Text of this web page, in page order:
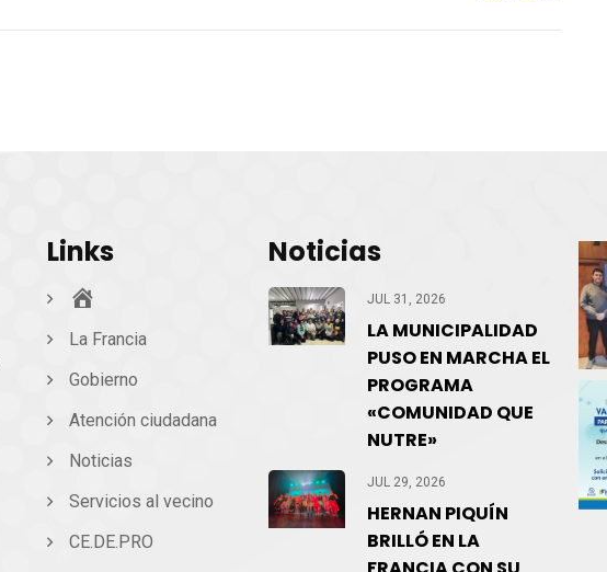
Links
La Francia
Gobierno
Atención ciudadana
Noticias
Servicios al vecino
CE.DE.PRO
Noticias
JUL 31, 2026
LA MUNICIPALIDAD
PUSO EN MARCHA EL
PROGRAMA
«COMUNIDAD QUE
NUTRE»
JUL 29, 2026
HERNAN PIQUÍN
BRILLÓ EN LA